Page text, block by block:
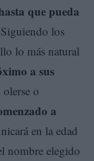
que pueda
los
lo más natural
a sus
olerse o
a
en la edad
nombre elegido